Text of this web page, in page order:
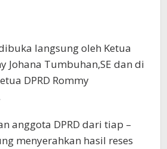
langsung oleh Ketua
Johana Tumbuhan,SE dan di
DPRD Rommy
anggota DPRD dari tiap –
menyerahkan hasil reses